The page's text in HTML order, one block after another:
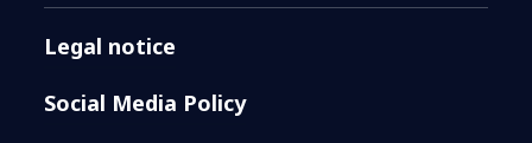
Legal notice
Social Media Policy